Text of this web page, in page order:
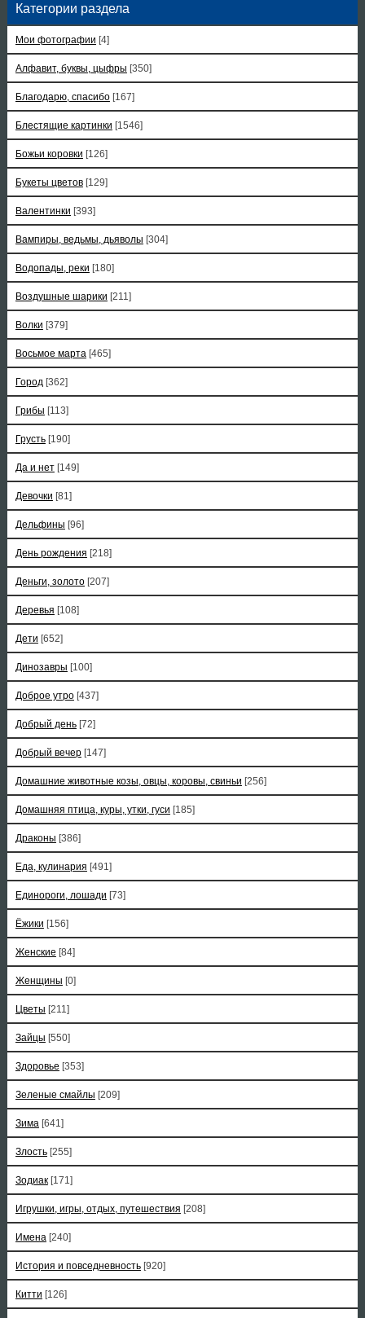
Категории раздела
Мои фотографии [4]
Алфавит, буквы, цыфры [350]
Благодарю, спасибо [167]
Блестящие картинки [1546]
Божьи коровки [126]
Букеты цветов [129]
Валентинки [393]
Вампиры, ведьмы, дьяволы [304]
Водопады, реки [180]
Воздушные шарики [211]
Волки [379]
Восьмое марта [465]
Город [362]
Грибы [113]
Грусть [190]
Да и нет [149]
Девочки [81]
Дельфины [96]
День рождения [218]
Деньги, золото [207]
Деревья [108]
Дети [652]
Динозавры [100]
Доброе утро [437]
Добрый день [72]
Добрый вечер [147]
Домашние животные козы, овцы, коровы, свиньи [256]
Домашняя птица, куры, утки, гуси [185]
Драконы [386]
Еда, кулинария [491]
Единороги, лошади [73]
Ёжики [156]
Женские [84]
Женщины [0]
Цветы [211]
Зайцы [550]
Здоровье [353]
Зеленые смайлы [209]
Зима [641]
Злость [255]
Зодиак [171]
Игрушки, игры, отдых, путешествия [208]
Имена [240]
История и повседневность [920]
Китти [126]